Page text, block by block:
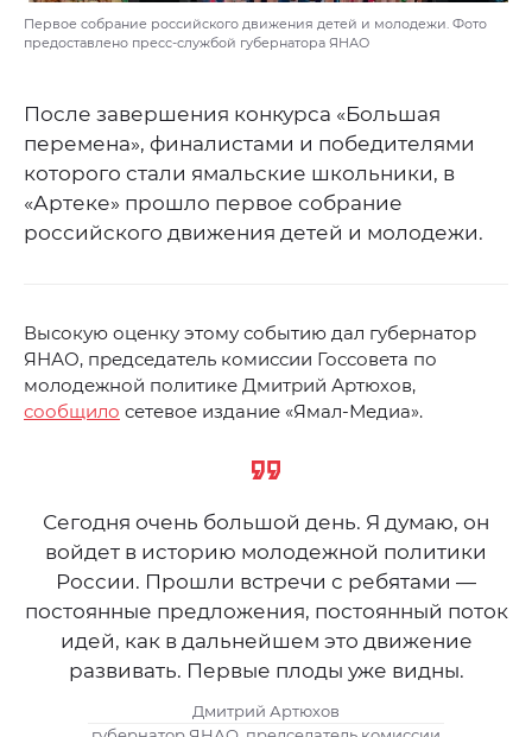
Первое собрание российского движения детей и молодежи. Фото
предоставлено пресс-службой губернатора ЯНАО
После завершения конкурса «Большая
перемена», финалистами и победителями
которого стали ямальские школьники, в
«Артеке» прошло первое собрание
российского движения детей и молодежи.
Высокую оценку этому событию дал губернатор
ЯНАО, председатель комиссии Госсовета по
молодежной политике Дмитрий Артюхов,
сообщило сетевое издание «Ямал-Медиа».
Сегодня очень большой день. Я думаю, он
войдет в историю молодежной политики
России. Прошли встречи с ребятами —
постоянные предложения, постоянный поток
идей, как в дальнейшем это движение
развивать. Первые плоды уже видны.
Дмитрий Артюхов